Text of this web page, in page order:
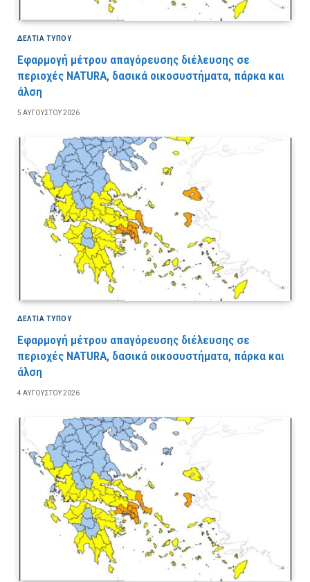
ΔΕΛΤΙΑ ΤΥΠΟΥ
Εφαρμογή μέτρου απαγόρευσης διέλευσης σε
περιοχές NATURA, δασικά οικοσυστήματα, πάρκα και
άλση
5 ΑΥΓΟΎΣΤΟΥ 2026
ΔΕΛΤΙΑ ΤΥΠΟΥ
Εφαρμογή μέτρου απαγόρευσης διέλευσης σε
περιοχές NATURA, δασικά οικοσυστήματα, πάρκα και
άλση
4 ΑΥΓΟΎΣΤΟΥ 2026